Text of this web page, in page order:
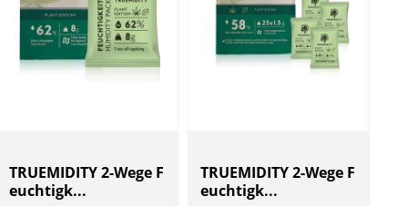
TRUEMIDITY 2-Wege F
euchtigk...
TRUEMIDITY 2-Wege F
euchtigk...